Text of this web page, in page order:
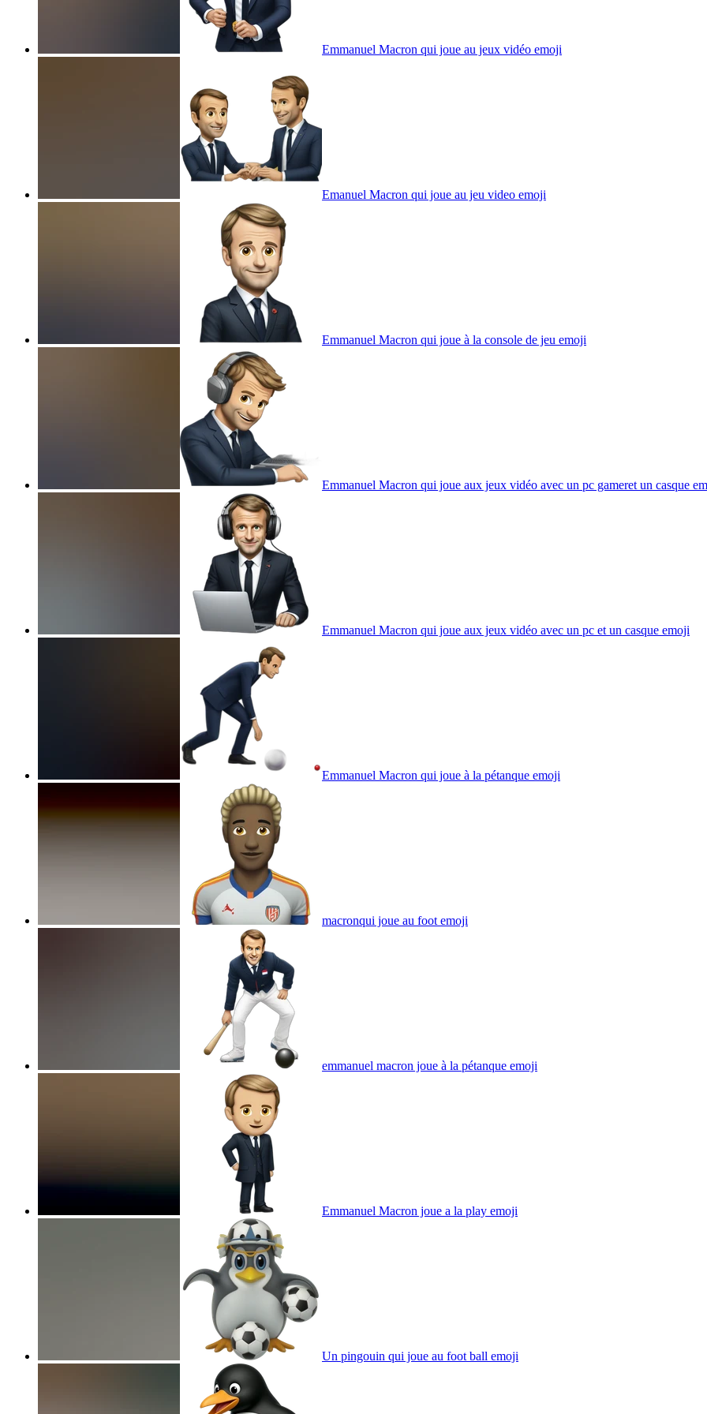
Emmanuel Macron qui joue au jeux vidéo emoji
Emanuel Macron qui joue au jeu video emoji
Emmanuel Macron qui joue à la console de jeu emoji
Emmanuel Macron qui joue aux jeux vidéo avec un pc gameret un casque
Emmanuel Macron qui joue aux jeux vidéo avec un pc et un casque emoji
Emmanuel Macron qui joue à la pétanque emoji
macronqui joue au foot emoji
emmanuel macron joue à la pétanque emoji
Emmanuel Macron joue a la play emoji
Un pingouin qui joue au foot ball emoji